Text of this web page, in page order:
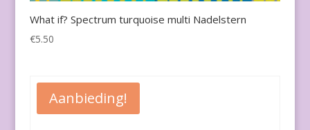
What if? Spectrum turquoise multi Nadelstern
€5.50
Aanbieding!